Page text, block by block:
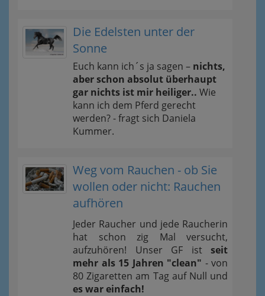
Die Edelsten unter der
Sonne
Euch kann ich´s ja sagen – nichts,
aber schon absolut überhaupt
gar nichts ist mir heiliger.. Wie
kann ich dem Pferd gerecht
werden? - fragt sich Daniela
Kummer.
Weg vom Rauchen - ob Sie
wollen oder nicht: Rauchen
aufhören
Jeder Raucher und jede Raucherin
hat schon zig Mal versucht,
aufzuhören! Unser GF ist seit
mehr als 15 Jahren "clean" - von
80 Zigaretten am Tag auf Null und
es war einfach!